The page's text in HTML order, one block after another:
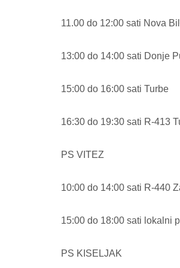
11.00 do 12:00 sati Nova
13:00 do 14:00 sati Donje
15:00 do 16:00 sati Turbe
16:30 do 19:30 sati R-413
PS VITEZ
10:00 do 14:00 sati R-440
15:00 do 18:00 sati lokalni
PS KISELJAK